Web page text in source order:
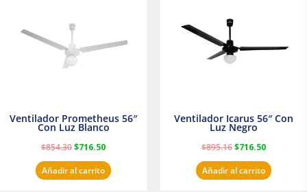
Ventilador Prometheus 56″
Con Luz Blanco
$854.30$716.50
Añadir al carrito
Ventilador Icarus 56″ Con
Luz Negro
$895.16$716.50
Añadir al carrito